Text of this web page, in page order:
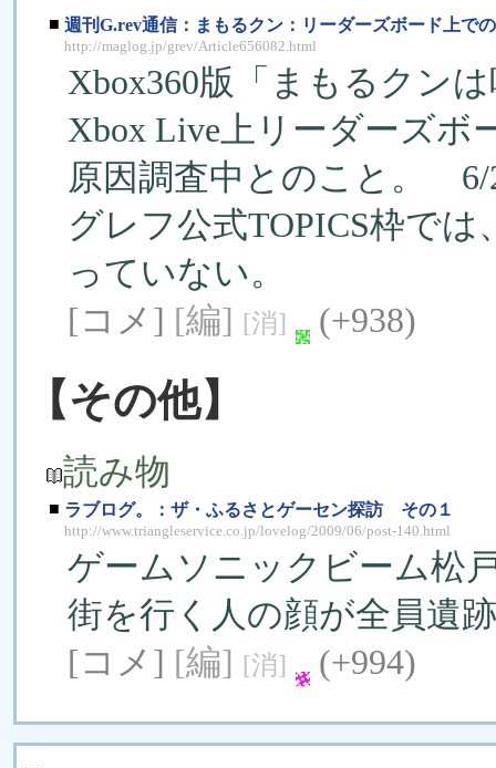
■ 週刊G.rev通信：まもるクン：リーダーズボード上で
http://maglog.jp/grev/Article656082.html
Xbox360版「まもるクン
Xbox Live上リーダーズボ
原因調査中とのこと。 6/
グレフ公式TOPICS枠で
っていない。
[コメ] [編] [消] (+938)
【その他】
読み物
■ ラブログ。：ザ・ふるさとゲーセン探訪 その１
http://www.triangleservice.co.jp/lovelog/2009/06/post-140.html
ゲームソニックビーム松
街を行く人の顔が全員遺
[コメ] [編] [消] (+994)